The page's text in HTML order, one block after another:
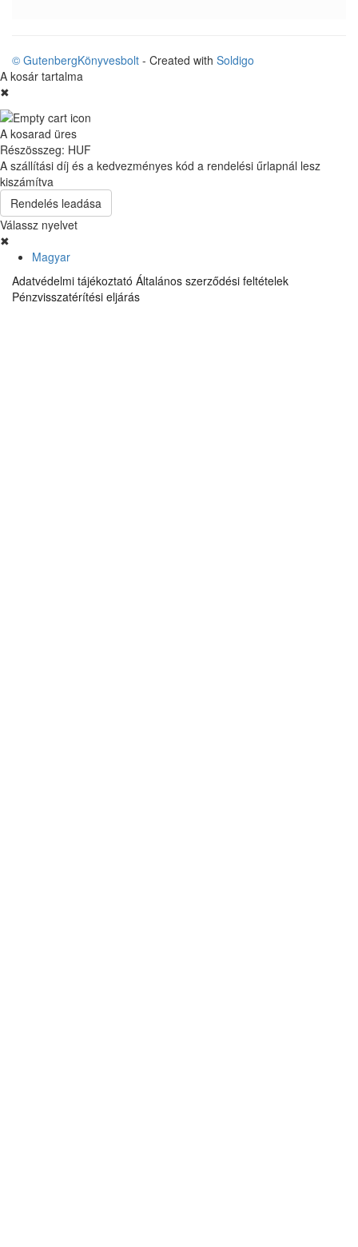
© GutenbergKönyvesbolt - Created with Soldigo
A kosár tartalma
✖
A kosarad üres
Részösszeg: HUF
A szállítási díj és a kedvezményes kód a rendelési űrlapnál lesz
kiszámítva
Rendelés leadása
Válassz nyelvet
✖
Magyar
Adatvédelmi tájékoztató Általános szerződési feltételek
Pénzvisszatérítési eljárás